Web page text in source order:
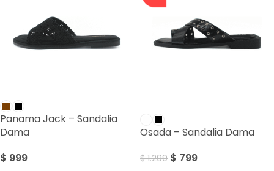
Panama Jack – Sandalia
Dama
$ 999
Osada – Sandalia Dama
$1.299 $ 799